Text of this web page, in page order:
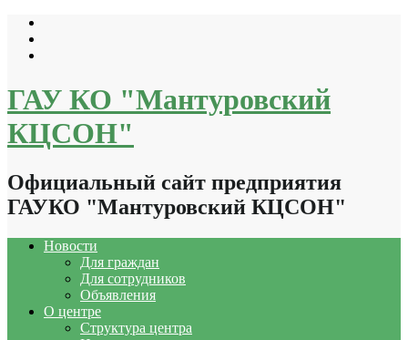
Перейти
содержимому
ГАУ КО "Мантуровский
КЦСОН"
Официальный сайт предприятия
ГАУКО "Мантуровский КЦСОН"
Новости
Для граждан
Для сотрудников
Объявления
О центре
Структура центра